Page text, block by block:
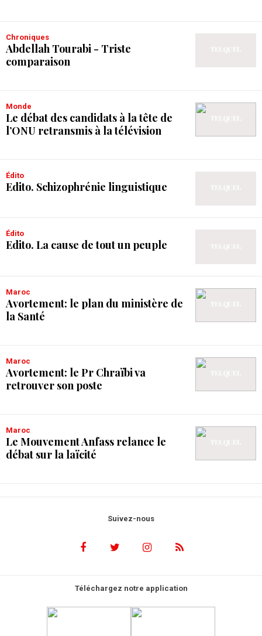
Chroniques
Abdellah Tourabi - Triste
comparaison
Monde
Le débat des candidats à la tête de
l’ONU retransmis à la télévision
Édito
Edito. Schizophrénie linguistique
Édito
Edito. La cause de tout un peuple
Maroc
Avortement: le plan du ministère de
la Santé
Maroc
Avortement: le Pr Chraïbi va
retrouver son poste
Maroc
Le Mouvement Anfass relance le
débat sur la laïcité
Suivez-nous
Téléchargez notre application